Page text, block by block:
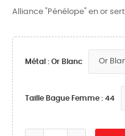
Alliance "Pénélope" en or
Métal : Or Blanc
Taille Bague Femme : 44